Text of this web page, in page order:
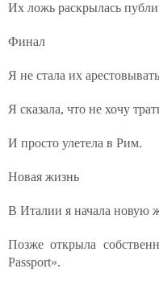
Их ложь раскрылась
Финал
Я не стала их
Я сказала, что не хочу
И просто улетела в Рим.
Новая жизнь
В Италии я начала новую
Позже открыла
Passport».